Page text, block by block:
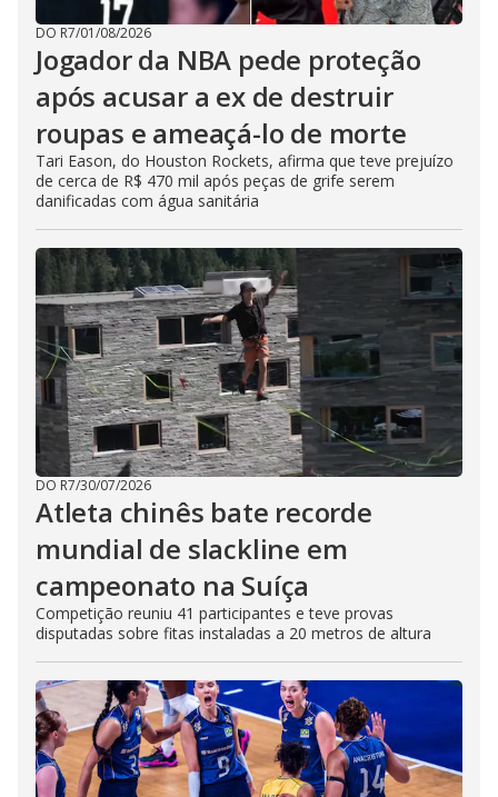
DO R7/01/08/2026
Jogador da NBA pede proteção
após acusar a ex de destruir
roupas e ameaçá-lo de morte
Tari Eason, do Houston Rockets, afirma que teve prejuízo
de cerca de R$ 470 mil após peças de grife serem
danificadas com água sanitária
DO R7/30/07/2026
Atleta chinês bate recorde
mundial de slackline em
campeonato na Suíça
Competição reuniu 41 participantes e teve provas
disputadas sobre fitas instaladas a 20 metros de altura